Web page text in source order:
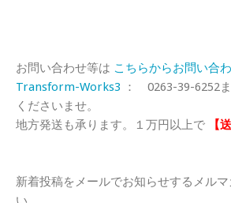
お問い合わせ等は こちらからお問い合
Transform-Works3 ： 0263-39-6252
くださいませ。
地方発送も承ります。１万円以上で
【
新着投稿をメールでお知らせするメル